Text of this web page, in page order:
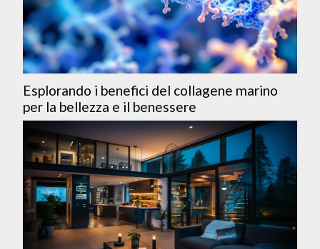
Esplorando i benefici del collagene marino
per la bellezza e il benessere